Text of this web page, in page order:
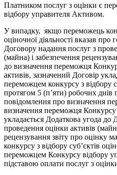
Платником послуг з оцінки є
відбору управителя Активом.
У випадку, якщо переможець
оціночної діяльності вказав про
Договору надання послуг з
(майна) і забезпечення
до визначення переможця
активів, зазначений Договір
переможцем конкурсу з відбору
протягом 5 (п’яти) робочих днів
повідомлення про визначення
визначення переможця Конкурсу
укладається Додаткова угода до
проведення оцінки активів
рецензування звіту про
конкурсу з відбору суб’єктів
переможцем Конкурсу відбору
підставою оплати послуг з